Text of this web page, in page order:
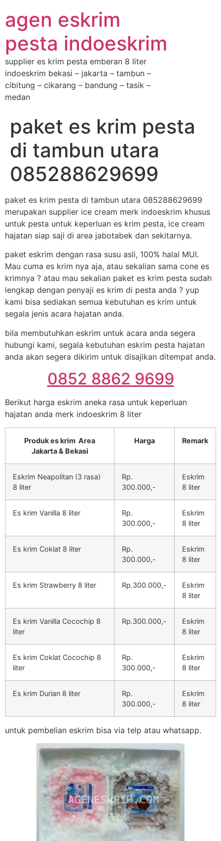
agen eskrim
pesta indoeskrim
supplier es krim pesta emberan 8 liter
indoeskrim bekasi – jakarta – tambun –
cibitung – cikarang – bandung – tasik –
medan
paket es krim pesta
di tambun utara
085288629699
paket es krim pesta di tambun utara 085288629699
merupakan supplier ice cream merk indoeskrim khusus
untuk pesta untuk keperluan es krim pesta, ice cream
hajatan siap saji di area jabotabek dan sekitarnya.
paket eskrim dengan rasa susu asli, 100% halal MUI.
Mau cuma es krim nya aja, atau sekalian sama cone es
krimnya ? atau mau sekalian paket es krim pesta sudah
lengkap dengan penyaji es krim di pesta anda ? yup
kami bisa sediakan semua kebutuhan es krim untuk
segala jenis acara hajatan anda.
bila membutuhkan eskrim untuk acara anda segera
hubungi kami, segala kebutuhan eskrim pesta hajatan
anda akan segera dikirim untuk disajikan ditempat anda.
0852 8862 9699
Berikut harga eskrim aneka rasa untuk keperluan
hajatan anda merk indoeskrim 8 liter
Produk es krim Area
Jakarta & Bekasi
Harga Remark
Eskrim Neapolitan (3 rasa)
8 liter
Rp.
300.000,-
Eskrim
8 liter
Es krim Vanilla 8 liter
Rp.
300.000,-
Eskrim
8 liter
Es krim Coklat 8 liter
Rp.
300.000,-
Eskrim
8 liter
Es krim Strawberry 8 liter Rp.300.000,-
Eskrim
8 liter
Es krim Vanilla Cocochip 8
liter
Rp.300.000,-
Eskrim
8 liter
Es krim Coklat Cocochip 8
liter
Rp.
300.000,-
Eskrim
8 liter
Es krim Durian 8 liter
Rp.
300.000,-
Eskrim
8 liter
untuk pembelian eskrim bisa via telp atau whatsapp.